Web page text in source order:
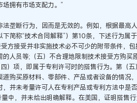
拥有市场支配力。”
垄断行为，因而是无效的。例如，根据最高
简称“技术合同解释”）第10条，下述行为属
接受并非实施技术必不可少的附带条件，包
人员等;（五）不合理地限制技术接受方购买
）项，即属于专利许可时的搭售行为。第（五
购买原材料、零部件、产品或者设备的情况
并未考量许可人在专利产品或专利方法中是
中，并未给出明确解释。在美国，证明搭售